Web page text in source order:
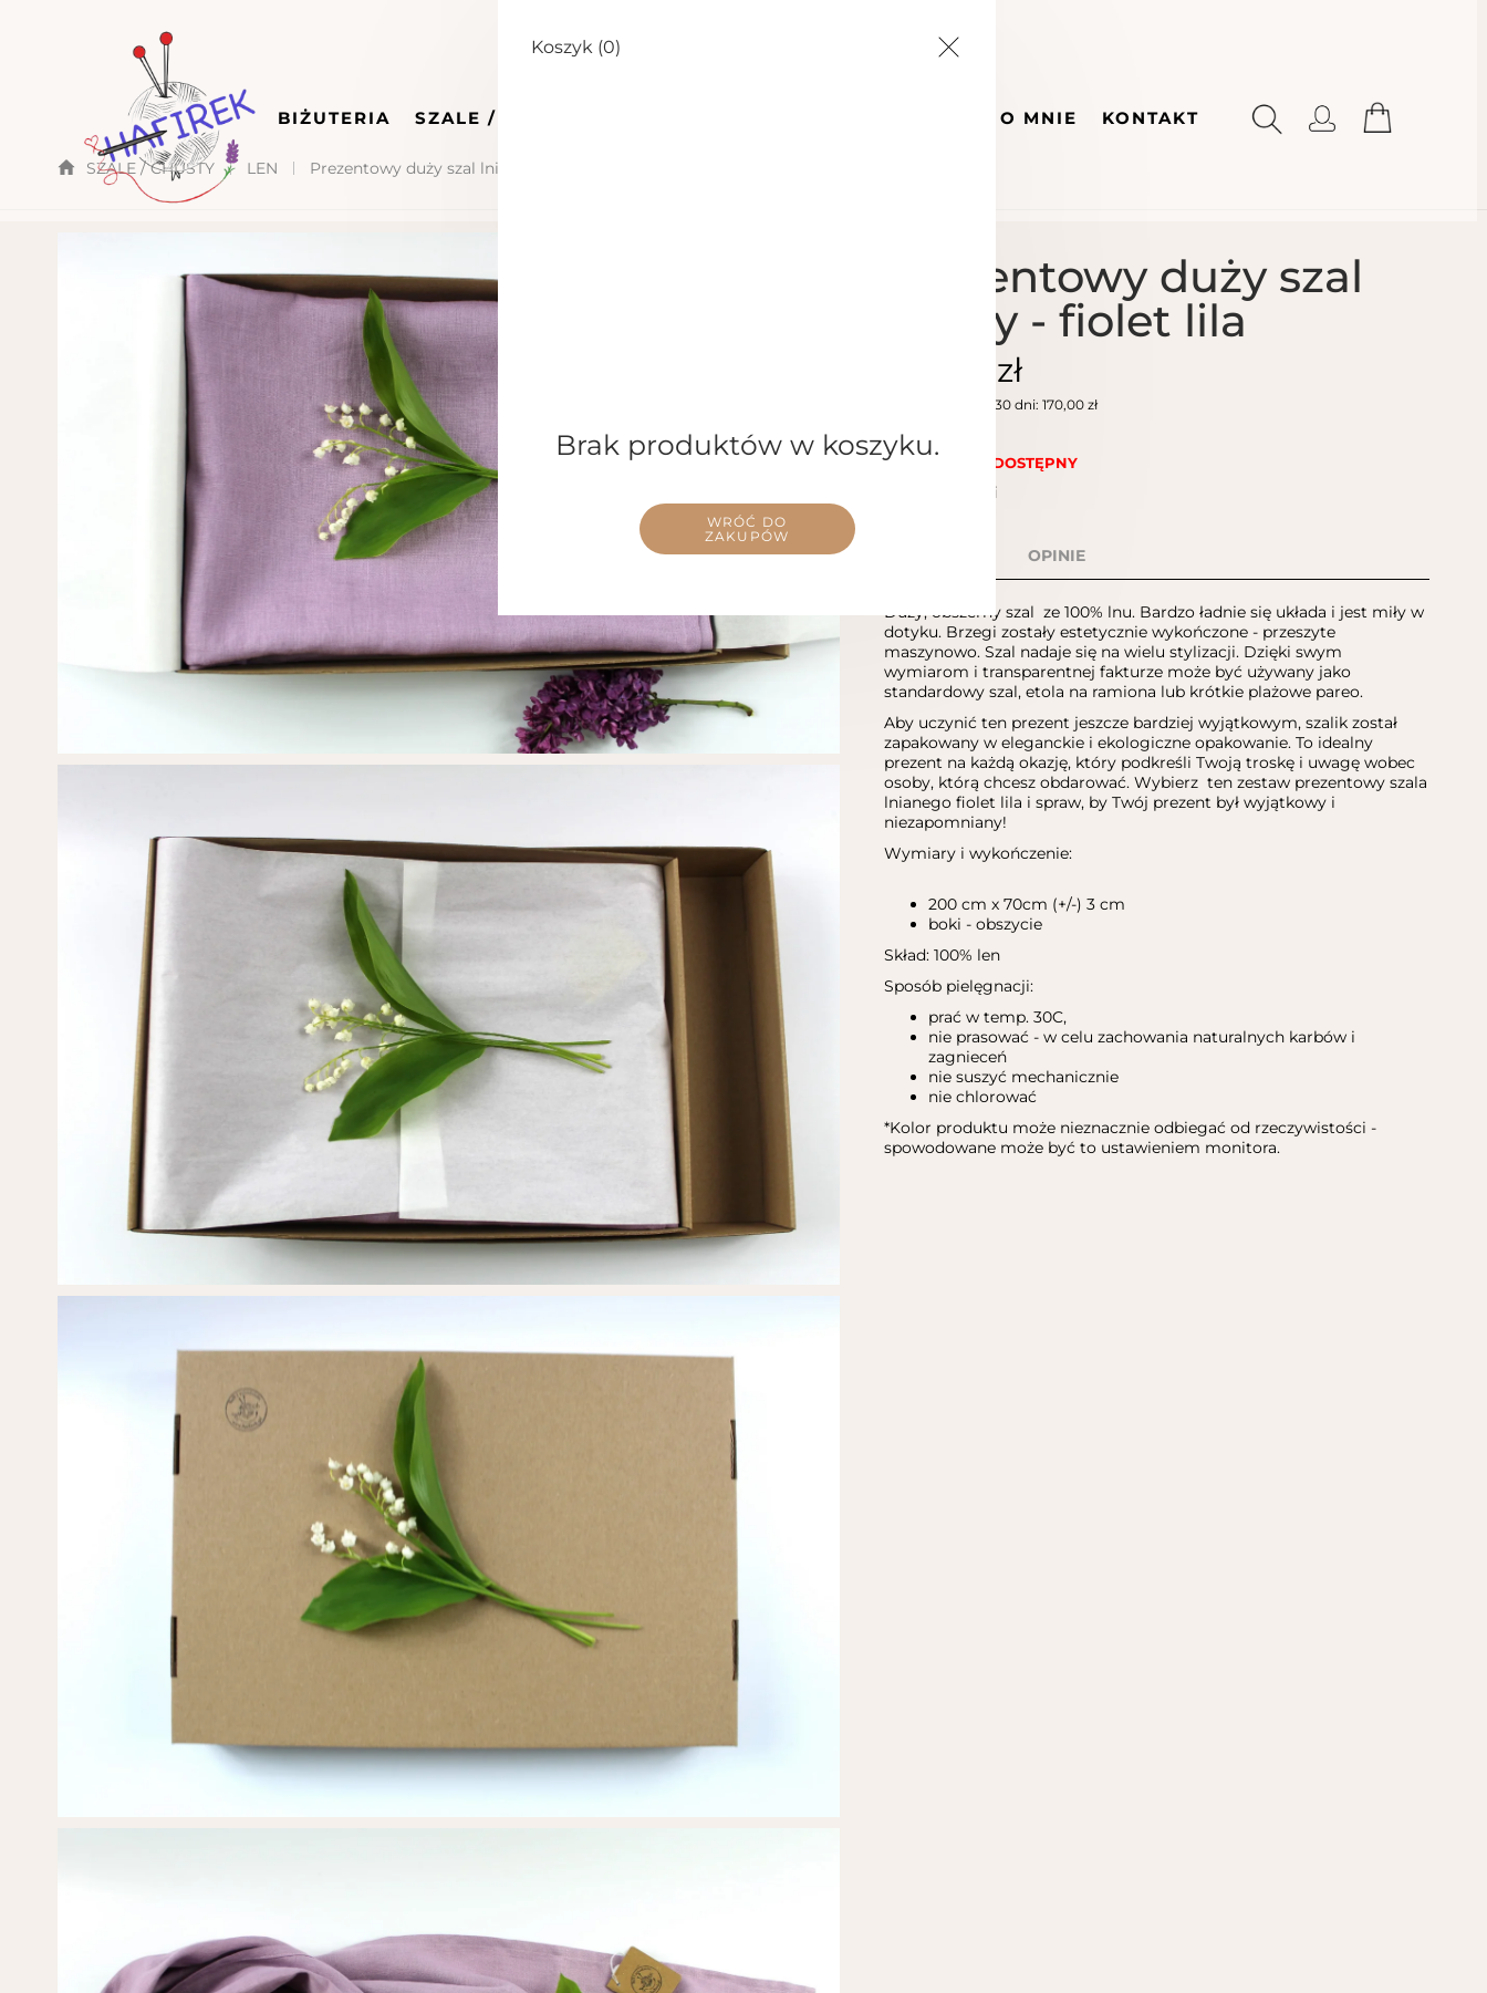
BIŻUTERIA SZALE / CHUSTY O MNIE KONTAKT
Koszyk (0)
Brak produktów w koszyku.
WRÓĆ DO
ZAKUPÓW
SZALE / CHUSTY LEN Prezentowy duży szal lniany - fiolet lila
Prezentowy duży szal
lniany - fiolet lila
170,00 zł
Najniższa cena z 30 dni: 170,00 zł
PRODUKT NIEDOSTĘPNY
5 dni
OPINIE
Duży, obszerny szal ze 100% lnu. Bardzo ładnie się układa i jest miły w
dotyku. Brzegi zostały estetycznie wykończone - przeszyte
maszynowo. Szal nadaje się na wielu stylizacji. Dzięki swym
wymiarom i transparentnej fakturze może być używany jako
standardowy szal, etola na ramiona lub krótkie plażowe pareo.
Aby uczynić ten prezent jeszcze bardziej wyjątkowym, szalik został
zapakowany w eleganckie i ekologiczne opakowanie. To idealny
prezent na każdą okazję, który podkreśli Twoją troskę i uwagę wobec
osoby, którą chcesz obdarować. Wybierz ten zestaw prezentowy szala
lnianego fiolet lila i spraw, by Twój prezent był wyjątkowy i
niezapomniany!
Wymiary i wykończenie:
200 cm x 70cm (+/-) 3 cm
boki - obszycie
Skład: 100% len
Sposób pielęgnacji:
prać w temp. 30C,
nie prasować - w celu zachowania naturalnych karbów i
zagnieceń
nie suszyć mechanicznie
nie chlorować
*Kolor produktu może nieznacznie odbiegać od rzeczywistości -
spowodowane może być to ustawieniem monitora.